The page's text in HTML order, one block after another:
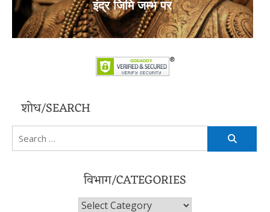
इंद्र जिमि जम्भ पर
शोध/SEARCH
Search
for:
विभाग/CATEGORIES
विभाग/Categories